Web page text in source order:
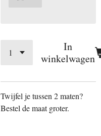
In
winkelwagen
Twijfel je tussen 2 maten?
Bestel de maat groter.